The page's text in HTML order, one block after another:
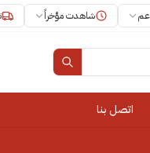
شاهدت مؤخراً
اتصل بنا